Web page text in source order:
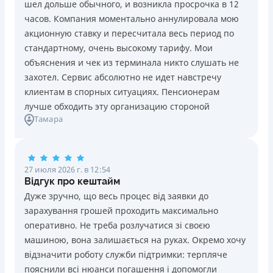
Погашение
В кассах и терминалах отделений
Оплата на расчетный счёт
Онлайн (через сайт или интернет-банкинг)
Через терминалы самообслуживания
Лицензия НБУ
Лицензия НБУ №10
Вся информация о кредите
ПОЛУЧИТЬ ЗАЙМ
Возраст
18 - 70 лет
Преимущества
Сниженная процентная ставка 0,01% в день для
новых клиентов на период от 3 до 30 дней (после
этого стандартная ставка 1%)
Запрашиваются только данные паспорта, ИНН, номер
банковской карты и телефона
проблемной кредитной историей.
Переводятся деньги на банковскую карту сразу после
подписания электронного договора о предоставлении
кредита
Дарятся скидки до -99% постоянным клиентам на
будущие кредиты согласно программе лояльности
Программа лояльности для постоянных клиентов
Круглосуточная поддержка в Viber, Telegram,
шел дольше обычного, и возникла просрочка в 12
часов. Компания моментально аннулировала мою
акционную ставку и пересчитала весь период по
стандартному, очень высокому тарифу. Мои
объяснения и чек из терминала никто слушать не
захотел. Сервис абсолютно не идет навстречу
клиентам в спорных ситуациях. Пенсионерам
лучше обходить эту организацию стороной
Тамара
27 июля 2026 г. в 12:54
Відгук про кештайм
Дуже зручно, що весь процес від заявки до
зарахування грошей проходить максимально
оперативно. Не треба розлучатися зі своєю
машиною, вона залишається на руках. Окремо хочу
відзначити роботу служби підтримки: терпляче
пояснили всі нюанси погашення і допомогли